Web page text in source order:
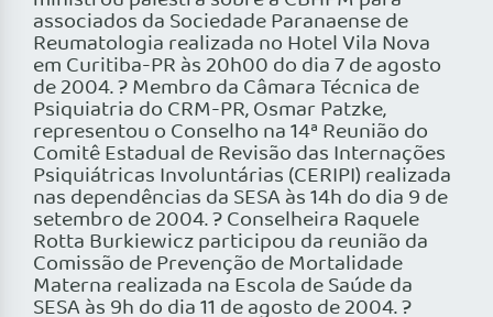
associados da Sociedade Paranaense de
Reumatologia realizada no Hotel Vila Nova
em Curitiba-PR às 20h00 do dia 7 de agosto
de 2004. ? Membro da Câmara Técnica de
Psiquiatria do CRM-PR, Osmar Patzke,
representou o Conselho na 14ª Reunião do
Comitê Estadual de Revisão das Internações
Psiquiátricas Involuntárias (CERIPI) realizada
nas dependências da SESA às 14h do dia 9 de
setembro de 2004. ? Conselheira Raquele
Rotta Burkiewicz participou da reunião da
Comissão de Prevenção de Mortalidade
Materna realizada na Escola de Saúde da
SESA às 9h do dia 11 de agosto de 2004. ?